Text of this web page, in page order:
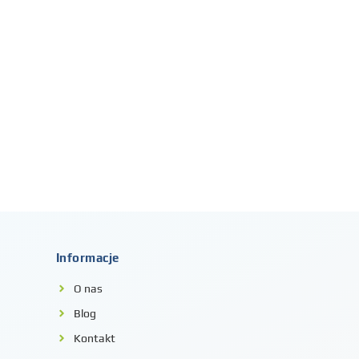
Informacje
O nas
Blog
Kontakt